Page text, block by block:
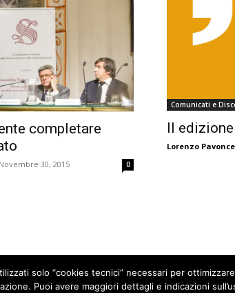
completare
Novembre 30, 2015 0
Comunicati e
II
Lorenzo
solo “cookies tecnici” necessari per
Puoi avere maggiori dettagli e indicazioni